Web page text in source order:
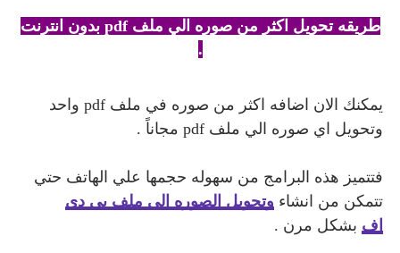
طريقه تحويل اكثر من صوره الي ملف pdf بدون انترنت
.
يمكنك الان اضافه اكثر من صوره في ملف pdf واحد
وتحويل اي صوره الي ملف pdf مجاناً .
فتتميز هذه البرامج من سهوله حجمها علي الهاتف حتي
تتمكن من انشاء وتحويل الصوره الي ملف بي دي
اف بشكل مرن .